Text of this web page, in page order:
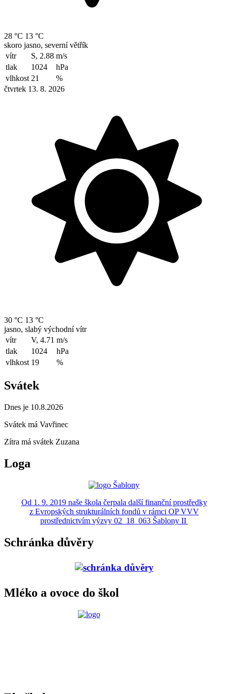
28 °C 13 °C
skoro jasno, severní větřík
vítr
S, 2.88 m/s
tlak
1024
hPa
vlhkost 21
%
čtvrtek 13. 8. 2026
30 °C 13 °C
jasno, slabý východní vítr
vítr
V, 4.71 m/s
tlak
1024
hPa
vlhkost 19 %
Svátek
Dnes je 10.8.2026
Svátek má Vavřinec
Zítra má svátek Zuzana
Loga
Od 1. 9. 2019 naše škola čerpala další finanční prostředky
z Evropských strukturálních fondů v rámci OP VVV
prostřednictvím výzvy 02_18_063 Šablony II
Schránka důvěry
Mléko a ovoce do škol